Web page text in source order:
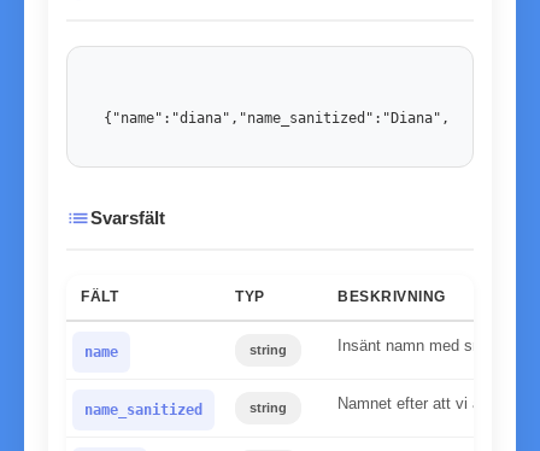
listSvarsfält
FÄLT TYP BESKRIVNING
name string Insänt namn med små
name_sanitized string Namnet efter att vi